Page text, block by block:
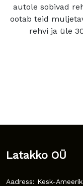
autole sobivad
ootab teid
rehvi ja üle
Latakko OÜ
Aadress: Kesk-